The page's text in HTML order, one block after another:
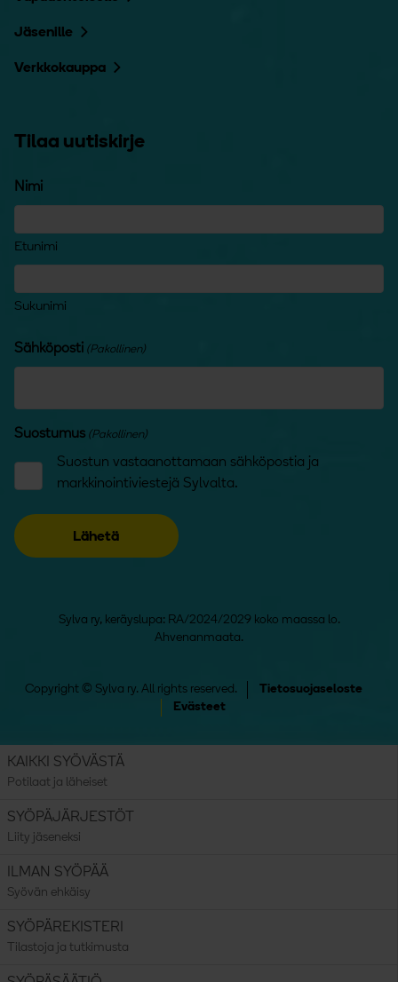
Jäsenille
Verkkokauppa
Tilaa uutiskirje
Nimi
Etunimi
Sukunimi
Sähköposti (Pakollinen)
Suostumus (Pakollinen)
Suostun vastaanottamaan sähköpostia ja
markkinointiviestejä Sylvalta.
Sylva ry, keräyslupa: RA/2024/2029 koko maassa lo.
Ahvenanmaata.
Copyright © Sylva ry. All rights reserved.
Tietosuojaseloste
Evästeet
KAIKKI SYÖVÄSTÄ
Potilaat ja läheiset
SYÖPÄJÄRJESTÖT
Liity jäseneksi
ILMAN SYÖPÄÄ
Syövän ehkäisy
SYÖPÄREKISTERI
Tilastoja ja tutkimusta